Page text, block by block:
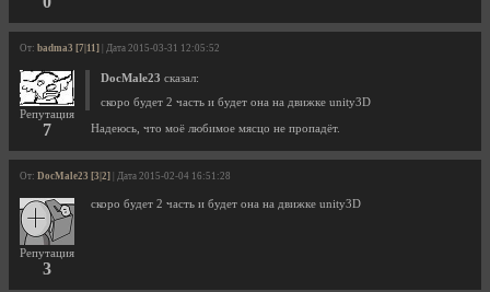
От: badma3 [7|11] | Дата 2015-03-31 12:05:52
Репутация
7
DocMale23 сказал:
скоро будет 2 часть и будет она на движке unity3D
Надеюсь, что моё любимое мясцо не пропадёт.
От: DocMale23 [3|2] | Дата 2015-02-04 16:51:28
Репутация
3
скоро будет 2 часть и будет она на движке unity3D